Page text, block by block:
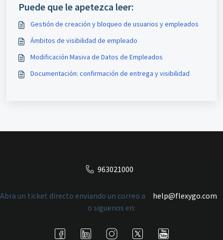
Puede que le apetezca leer:
Gestión de creación y bloqueo de usuarios y empleados
Ámbitos de visibilidad de empleado
Modificación Masiva de Datos de Empleados
Documentación: confirmación de entrega y visibilidad
963021000
Abra un ticket directo enviando un correo a
help@flexygo.com
o siguenos en: